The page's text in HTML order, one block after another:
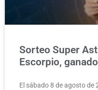
Sorteo Super
Escorpio,
El sábado 8 de agosto de